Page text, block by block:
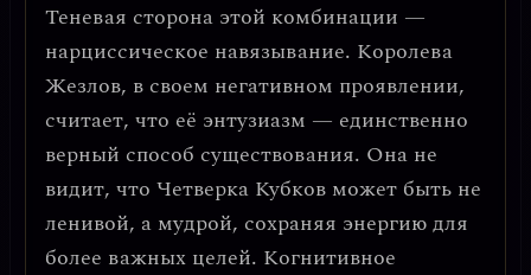
Теневая сторона этой комбинации —
нарциссическое навязывание. Королева
Жезлов, в своем негативном проявлении,
считает, что её энтузиазм — единственно
верный способ существования. Она не
видит, что Четверка Кубков может быть не
ленивой, а мудрой, сохраняя энергию для
более важных целей. Когнитивное